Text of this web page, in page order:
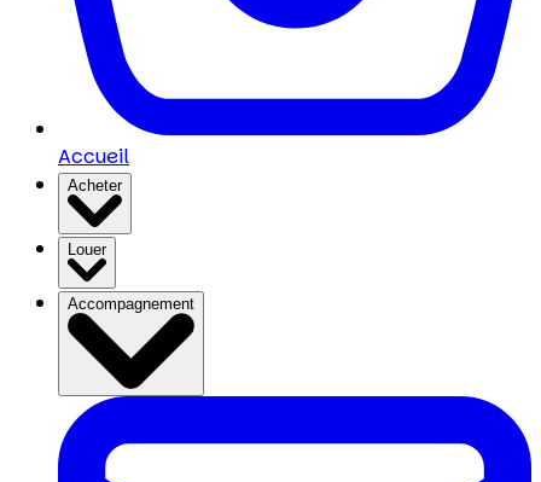
Accueil
Acheter
Louer
Accompagnement